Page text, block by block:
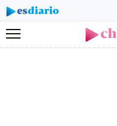
Menú